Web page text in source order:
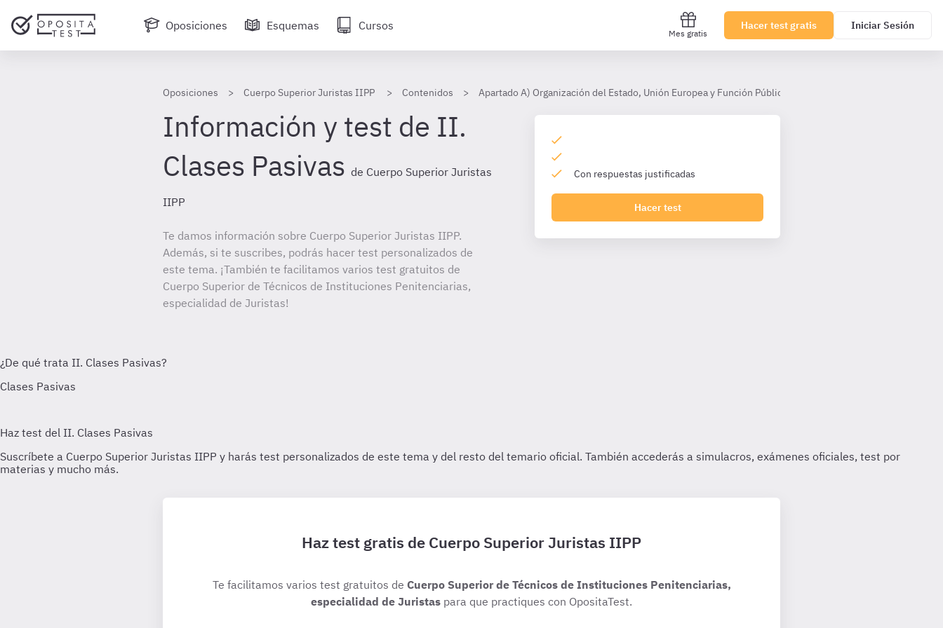
Oposiciones Esquemas Cursos
Mes gratis
Hacer test gratis Iniciar Sesión
Oposiciones Cuerpo Superior Juristas IIPP Contenidos Apartado A) Organización del Estado, Unión Europea y Función Pública
Información y test de II.
Clases Pasivas de Cuerpo Superior Juristas
IIPP
Te damos información sobre Cuerpo Superior Juristas IIPP.
Además, si te suscribes, podrás hacer test personalizados de
este tema. ¡También te facilitamos varios test gratuitos de
Cuerpo Superior de Técnicos de Instituciones Penitenciarias,
especialidad de Juristas!
Con respuestas justificadas
Hacer test
Haz test gratis de Cuerpo Superior Juristas IIPP
Te facilitamos varios test gratuitos de Cuerpo Superior de Técnicos de Instituciones Penitenciarias,
especialidad de Juristas para que practiques con OpositaTest.